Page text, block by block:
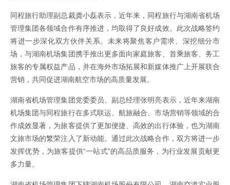
同程旅行助理副总裁龚小磊表示，近年来，同程旅行与湖南省机场
管理集团各领域合作有序推进，均取得了良好成效。此次战略签约
将进一步深化双方伙伴关系。未来将聚焦客户需求、深挖细分市
场，与湖南机场集团携手推出更多面向家庭旅客、首乘旅客、务工
旅客的专属权益产品，并在海外市场拓展和新媒体推广上开展联合
营销，共同促进湖南航空市场的高质量发展。
湖南省机场管理集团党委委员、副总经理张明亮表示，近年来湖南
机场集团与同程旅行在多式联运、航旅融合、市场营销等领域的合
作成效显著，为旅客提供了更加便捷、高效的出行体验，也为湖南
文旅市场的繁荣注入了新动能。通过此次战略合作，双方将进一步
发挥优势，为旅客提供“一站式”的高品质服务，为行业发展贡献更
多力量。